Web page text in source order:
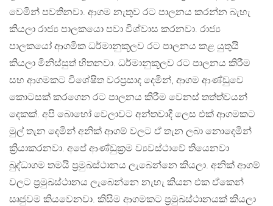
වෙමින් පවතිනවා. ආගම නැතුව රට පාලනය කරන්න බැහැ
කියලා රාජ්‍ය පාලකයො පවා විශ්වාස කරනවා. රාජ්‍ය
පාලකයෝ ආගමික ධර්මානුකූලව රට පාලනය කළ යුතුයි
කියලා මිනිස්සුත් හිතනවා. ධර්මානුකූලව රට පාලනය කිරීම
සහ ආගමකට විශේෂිත වරප්‍රසාද දෙමින්, ආගම ආණ්ඩුවෙ
කොටසක් කරගෙන රට පාලනය කිරීම වෙනස් තත්ත්වයන්
දෙකක්. අපි බොහෝ වෙලාවට අන්තවාදී ලෙස එක් ආගමකට
මුල් තැන දෙමින් අනික් ආගම් වලට ඒ තැන ලබා නොදෙමින්
ක්‍රියාකරනවා. අපේ ආණ්ඩුක්‍රම ව්‍යවස්ථාවේ තියෙනවා
බුද්ධාගම තමයි ප්‍රමුඛස්ථානය ලැබෙන්නෙ කියලා. අනික් ආගම්
වලට ප්‍රමුඛස්ථානය ලැබෙන්නෙ නැහැ කියන එක ඒකෙන්
සෘජුවම කියවෙනවා. කිසිම ආගමකට ප්‍රමුඛස්ථානයක් කියලා